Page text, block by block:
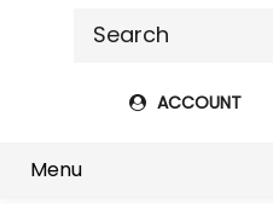
ACCOUNT
Menu